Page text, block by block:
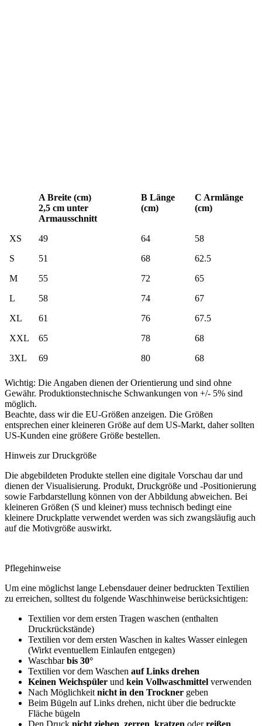
A Breite (cm)
2,5 cm unter
Armausschnitt
B Länge
(cm)
C Armlänge
(cm)
XS 49 64
58
S
51 68
62.5
M
55 72
65
L
58 74
67
XL
61 76
67.5
XXL
65 78
68
3XL
69 80 68
Wichtig: Die Angaben dienen der Orientierung und sind ohne
Gewähr. Produktionstechnische Schwankungen von +/- 5% sind
möglich.
Beachte, dass wir die EU-Größen anzeigen. Die Größen
entsprechen einer kleineren Größe auf dem US-Markt, daher sollten
US-Kunden eine größere Größe bestellen.
Hinweis zur Druckgröße
Die abgebildeten Produkte stellen eine digitale Vorschau dar und
dienen der Visualisierung. Produkt, Druckgröße und -Positionierung
sowie Farbdarstellung können von der Abbildung abweichen. Bei
kleineren Größen (S und kleiner) muss technisch bedingt eine
kleinere Druckplatte verwendet werden was sich zwangsläufig auch
auf die Motivgröße auswirkt.
Pflegehinweise
Um eine möglichst lange Lebensdauer deiner bedruckten Textilien
zu erreichen, solltest du folgende Waschhinweise berücksichtigen:
Textilien vor dem ersten Tragen waschen (enthalten
Druckrückstände)
Textilien vor dem ersten Waschen in kaltes Wasser einlegen
(Wirkt eventuellem Einlaufen entgegen)
Waschbarbis 30°
Textilien vor dem Waschen auf Links drehen
Keinen Weichspüler und kein Vollwaschmittel verwenden
Nach Möglichkeit nicht in den Trockner geben
Beim Bügeln auf Links drehen, nicht über die bedruckte
Fläche bügeln
Den Druck nicht ziehen zerren kratzen oderreißen